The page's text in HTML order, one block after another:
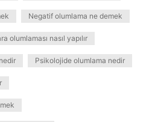
Negatif olumlama ne demek
olumlaması nasıl yapılır
Psikolojide olumlama nedir